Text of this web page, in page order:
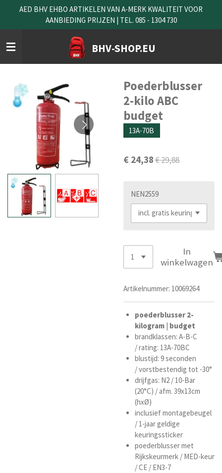
naar
de
hoofdinhoud
BHV-SHOP.EU
AED BHV EHBO ARTIKELEN VAN A-MERK KWALITEIT VOOR
AANBIEDING PRIJZEN | TEL. 085 - 1304 730
Poederblusser
2-kilo ABC
budget
13A-70B
€ 24,38€ 29,88
NEN2559
In
winkelwagen
Artikelnummer: 10069264
poederblusser 2-
kilogram| budget
brandklassen: A-B-C
/rating: 13A-70BC
blustijd: 9 seconden
/vorstbestendig tot -30°
drijfgas: N2 / 10-Bar
(20°C) / afm. 39x13cm
(hxØ)
inclusief montagebeugel
/ 1-jaar geldige
keuringssticker
poederblusser met
Rijkskeurmerk / MED-keur
/ CE / EN3-7